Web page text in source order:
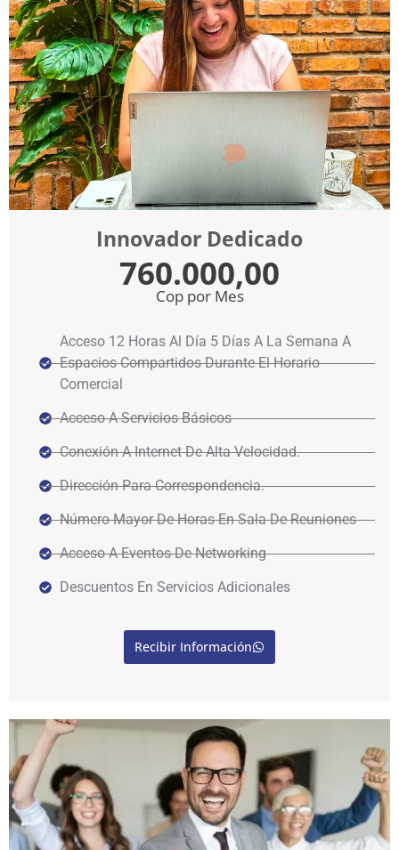
Innovador Dedicado
760.000,00
Cop por Mes
Acceso 12 Horas Al Día 5 Días A La Semana A
Espacios Compartidos Durante El Horario
Comercial
Acceso A Servicios Básicos
Conexión A Internet De Alta Velocidad.
Dirección Para Correspondencia.
Número Mayor De Horas En Sala De Reuniones
Acceso A Eventos De Networking
Descuentos En Servicios Adicionales
Recibir Información